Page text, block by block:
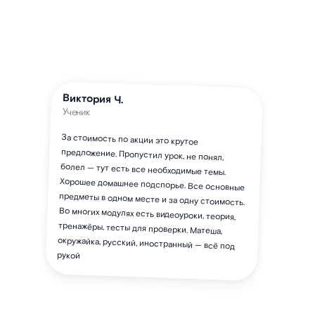
Виктория Ч.
Ученик
За стоимость по акции это крутое
предложение. Пропустил урок, не понял,
болел — тут есть все необходимые темы.
Хорошее домашнее подспорье. Все основные
предметы в одном месте и за одну стоимость.
Во многих модулях есть видеоуроки, теория,
тренажёры, тесты для проверки. Матеша,
окружайка, русский, иностранный — всё под
рукой